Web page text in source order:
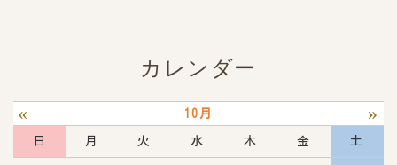
カレンダー
« 10月 »
日 月 火 水 木 金 土